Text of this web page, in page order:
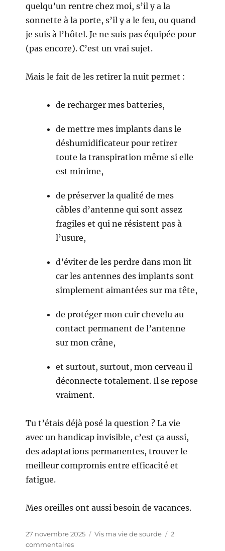
quelqu’un rentre chez moi, s’il y a la
sonnette à la porte, s’il y a le feu, ou quand
je suis à l’hôtel. Je ne suis pas équipée pour
(pas encore). C’est un vrai sujet.
Mais le fait de les retirer la nuit permet :
de recharger mes batteries,
de mettre mes implants dans le
déshumidificateur pour retirer
toute la transpiration même si elle
est minime,
de préserver la qualité de mes
câbles d’antenne qui sont assez
fragiles et qui ne résistent pas à
l’usure,
d’éviter de les perdre dans mon lit
car les antennes des implants sont
simplement aimantées sur ma tête,
de protéger mon cuir chevelu au
contact permanent de l’antenne
sur mon crâne,
et surtout, surtout, mon cerveau il
déconnecte totalement. Il se repose
vraiment.
Tu t’étais déjà posé la question ? La vie
avec un handicap invisible, c’est ça aussi,
des adaptations permanentes, trouver le
meilleur compromis entre efficacité et
fatigue.
Mes oreilles ont aussi besoin de vacances.
Publié
le
27 novembre 2025 Catégories
Vis ma vie de sourde
2
commentairessur